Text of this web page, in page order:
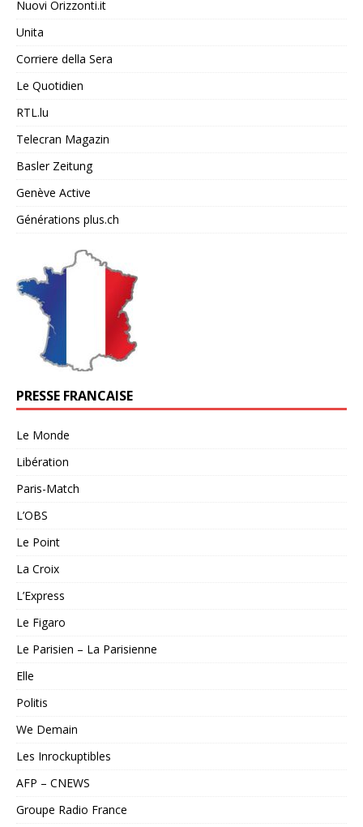
Nuovi Orizzonti.it
Unita
Corriere della Sera
Le Quotidien
RTL.lu
Telecran Magazin
Basler Zeitung
Genève Active
Générations plus.ch
PRESSE FRANCAISE
Le Monde
Libération
Paris-Match
L’OBS
Le Point
La Croix
L’Express
Le Figaro
Le Parisien – La Parisienne
Elle
Politis
We Demain
Les Inrockuptibles
AFP – CNEWS
Groupe Radio France